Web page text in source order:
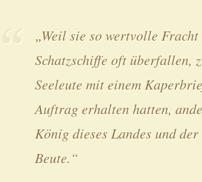
„Weil sie so wertvolle
Schatzschiffe oft überfallen,
Seeleute mit einem
Auftrag erhalten hatten,
König dieses Landes und
Beute.“